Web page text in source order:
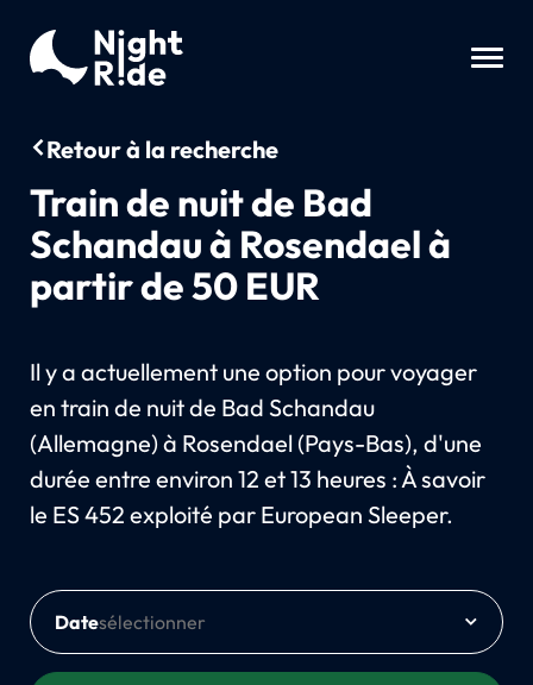
Retour à la recherche
Train de nuit de Bad
Schandau à Rosendael à
partir de 50 EUR
Il y a actuellement une option pour voyager
en train de nuit de Bad Schandau
(Allemagne) à Rosendael (Pays-Bas), d'une
durée entre environ 12 et 13 heures : À savoir
le ES 452 exploité par European Sleeper.
Date